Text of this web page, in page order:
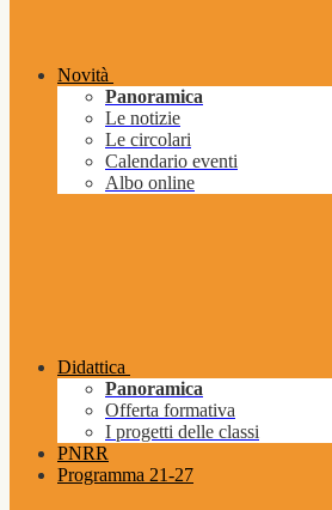
Novità
Panoramica
Le notizie
Le circolari
Calendario eventi
Albo online
Didattica
Panoramica
Offerta formativa
I progetti delle classi
PNRR
Programma 21-27